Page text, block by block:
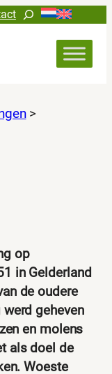
Zoeken
>
op
in Gelderland
de oudere
geheven
en molens
als doel de
Woeste